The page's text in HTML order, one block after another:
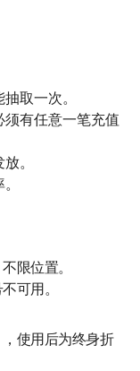
取一次。
须有任意一笔充值
。
限位置。
可用。
使用后为终身折